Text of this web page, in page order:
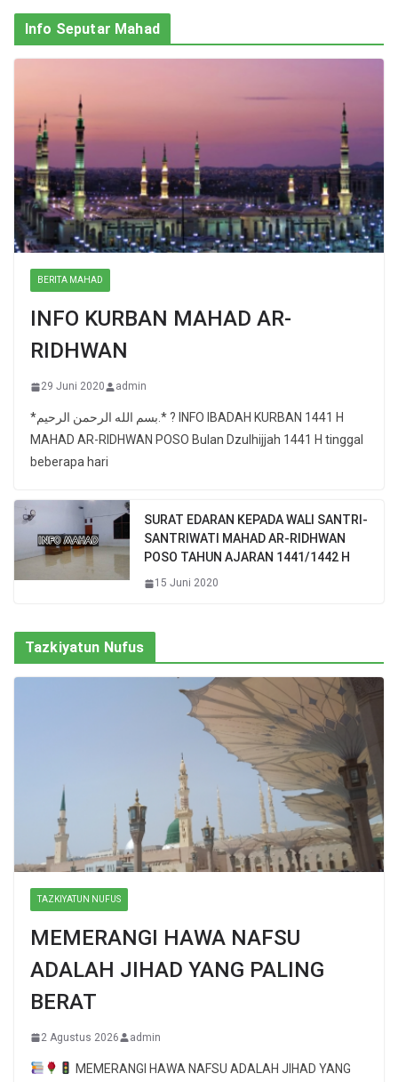
Info Seputar Mahad
BERITA MAHAD
INFO KURBAN MAHAD AR-
RIDHWAN
29 Juni 2020 admin
*بسم الله الرحمن الرحيم.* ? INFO IBADAH KURBAN 1441 H
MAHAD AR-RIDHWAN POSO Bulan Dzulhijjah 1441 H tinggal
beberapa hari
SURAT EDARAN KEPADA WALI SANTRI-
SANTRIWATI MAHAD AR-RIDHWAN
POSO TAHUN AJARAN 1441/1442 H
15 Juni 2020
Tazkiyatun Nufus
TAZKIYATUN NUFUS
MEMERANGI HAWA NAFSU
ADALAH JIHAD YANG PALING
BERAT
2 Agustus 2026 admin
MEMERANGI HAWA NAFSU ADALAH JIHAD YANG